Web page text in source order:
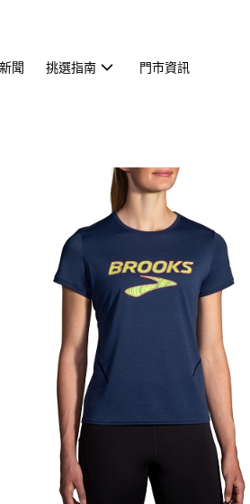
聞 挑選指南 門市資訊